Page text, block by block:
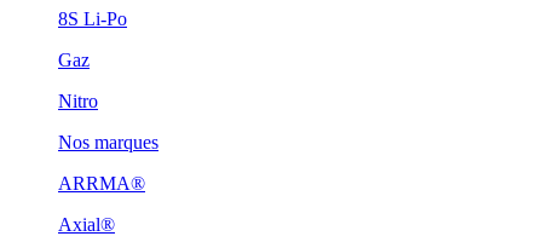
8S Li-Po
Gaz
Nitro
Nos marques
ARRMA®
Axial®